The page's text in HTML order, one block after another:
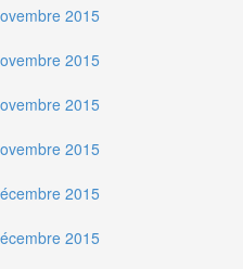
2015
2015
2015
2015
2015
2015